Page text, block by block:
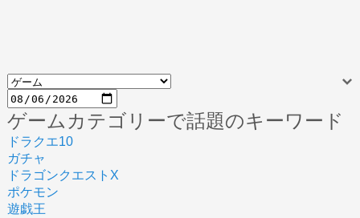
ゲームカテゴリーで話題のキーワード
ドラクエ10
ガチャ
ドラゴンクエストX
ポケモン
遊戯王